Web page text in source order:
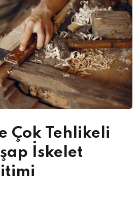
Çok Tehlikeli
İskelet
Şifrenizi mi kaybettiniz?